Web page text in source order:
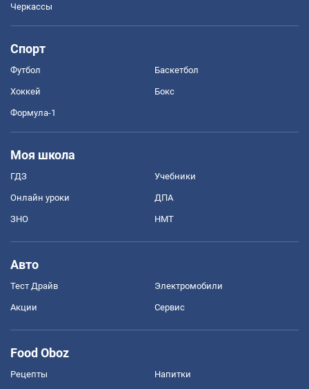
Черкассы
Спорт
Футбол Баскетбол
Хоккей Бокс
Формула-1
Моя школа
ГДЗ Учебники
Онлайн уроки ДПА
ЗНО НМТ
Авто
Тест Драйв Электромобили
Акции Сервис
Food Oboz
Рецепты Напитки